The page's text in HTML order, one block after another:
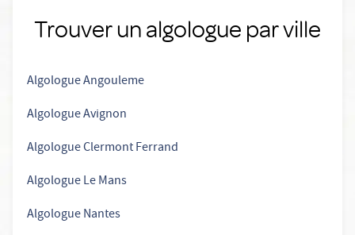
Trouver un algologue par ville
Algologue Angouleme
Algologue Avignon
Algologue Clermont Ferrand
Algologue Le Mans
Algologue Nantes